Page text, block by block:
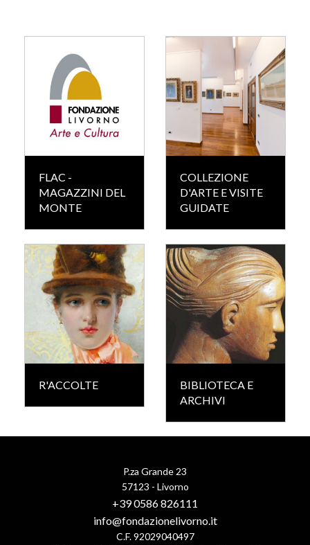
FLAC -
MAGAZZINI DEL
MONTE
COLLEZIONE
D'ARTE E VISITE
GUIDATE
R'ACCOLTE
BIBLIOTECA E
ARCHIVI
P.za Grande 23
57123 - Livorno
+39 0586 826111
info@fondazionelivorno.it
C.F. 92029040497